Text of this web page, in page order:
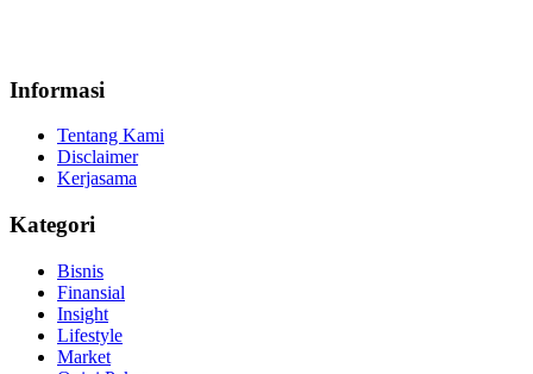
Informasi
Tentang Kami
Disclaimer
Kerjasama
Kategori
Bisnis
Finansial
Insight
Lifestyle
Market